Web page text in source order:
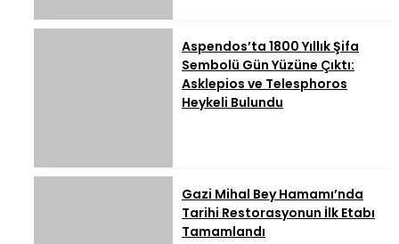
Aspendos’ta 1800 Yıllık Şifa
Sembolü Gün Yüzüne Çıktı:
Asklepios ve Telesphoros
Heykeli Bulundu
Gazi Mihal Bey Hamamı’nda
Tarihi Restorasyonun İlk Etabı
Tamamlandı